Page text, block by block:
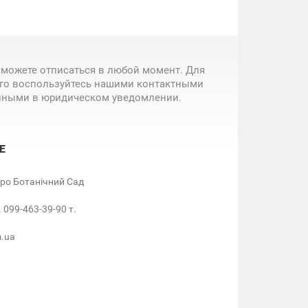
отписаться в любой момент. Для
воспользуйтесь нашими контактными
в юридическом уведомлении.
Ботанічний Сад
463-39-90 т.